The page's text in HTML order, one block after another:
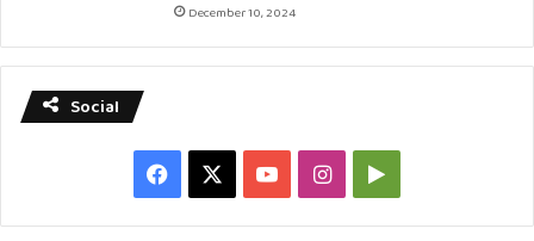
December 10, 2024
Social
Facebook YouTubeInstagramGoogle
Play